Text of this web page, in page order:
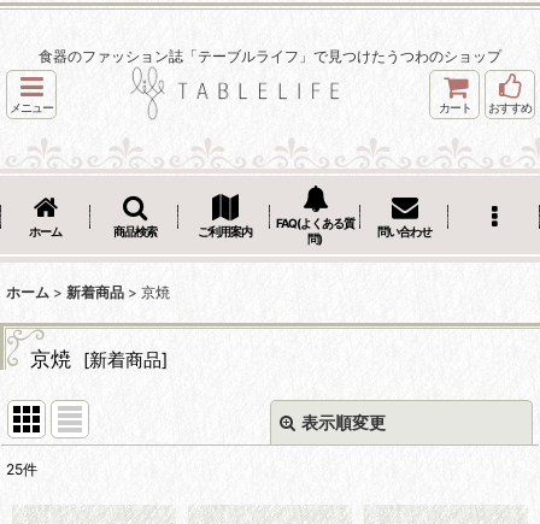
食器のファッション誌「テーブルライフ」で見つけたうつわのショップ
メニュー カート おすすめ
ホーム 商品検索 ご利用案内
FAQ(よくある質
問)
問い合わせ
ホーム > 新着商品 > 京焼
京焼 [新着商品]
表示順変更
25件